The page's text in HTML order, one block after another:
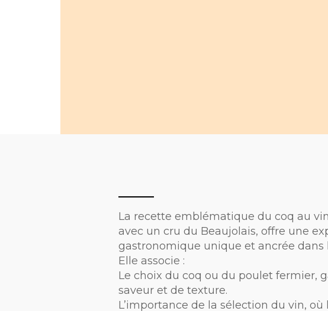
La recette emblématique du coq au
avec un cru du Beaujolais, offre une
gastronomique unique et ancrée dans
Elle associe :
Le choix du coq ou du poulet fermier,
saveur et de texture.
L’importance de la sélection du vin, où